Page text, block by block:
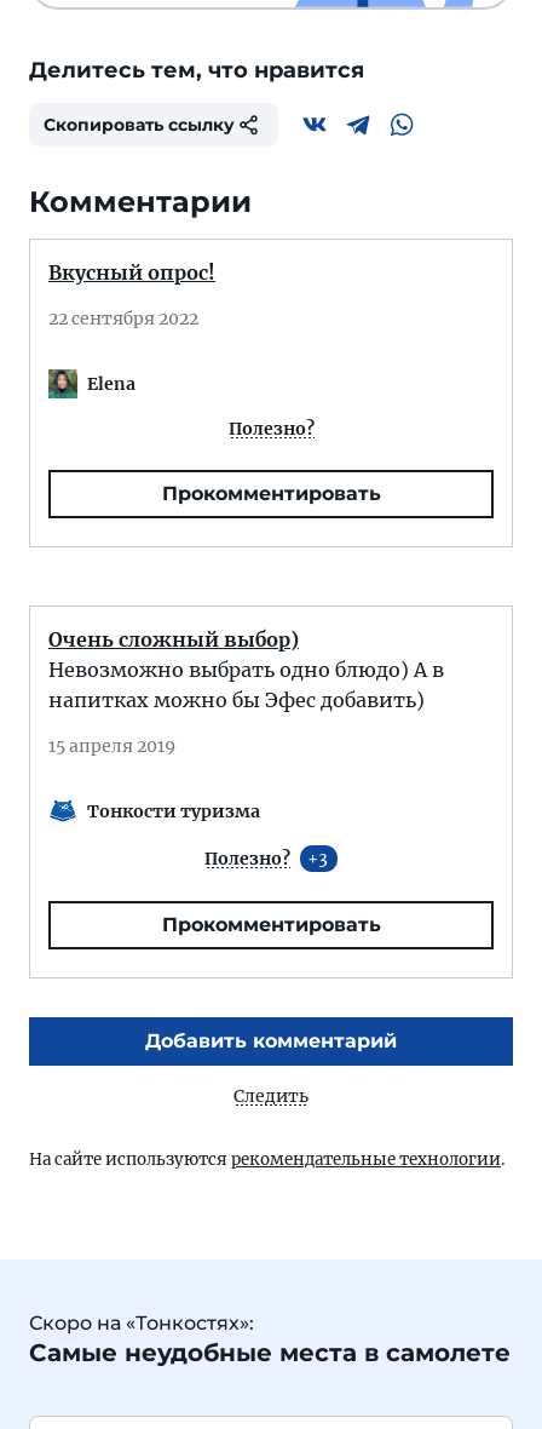
Делитесь тем, что нравится
Скопировать ссылку
Комментарии
Вкусный опрос!
22 сентября 2022
Elena
Полезно?
Прокомментировать
Очень сложный выбор)
Невозможно выбрать одно блюдо) А в
напитках можно бы Эфес добавить)
15 апреля 2019
Тонкости туризма
Полезно? 3
Прокомментировать
Добавить комментарий
Следить
На сайте используются рекомендательные технологии.
Скоро на «Тонкостях»:
Самые неудобные места в самолете